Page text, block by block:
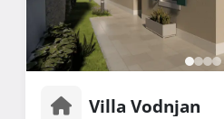
Villa Vodnjan